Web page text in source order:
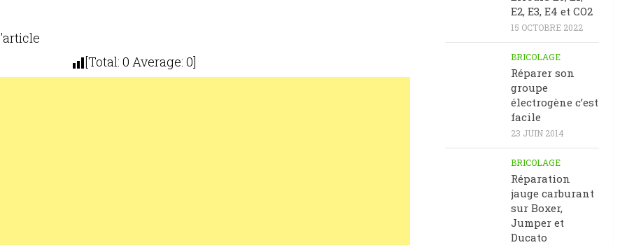
[Total: 0 Average: 0]
E2, E3, E4 et CO2
15 OCTOBRE 2022
BRICOLAGE
Réparer son
groupe
électrogène c’est
facile
23 JUIN 2014
BRICOLAGE
Réparation
jauge carburant
sur Boxer,
Jumper et
Ducato